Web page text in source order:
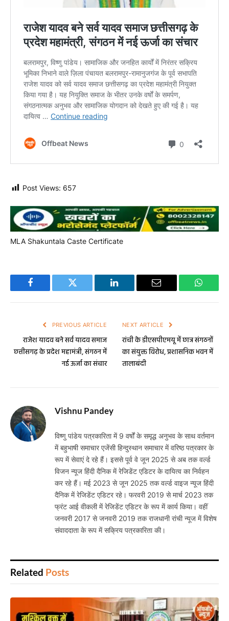
Post Views: 657
MLA Shakuntala Caste Certificate
Facebook Twitter LinkedIn Email
PREVIOUS ARTICLE
राजेश यादव बने सर्व यादव समाज
छत्तीसगढ़ के प्रदेश महामंत्री, संगठन में
नई ऊर्जा का संचार
NEXT ARTICLE
रांची के डीएसपीएमयू में छात्र संगठनों
का संयुक्त विरोध, प्रशासनिक भवन में
तालाबंदी
Vishnu Pandey
विष्णु पांडेय पत्रकारिता में 9 वर्षों के समृद्ध अनुभव के साथ वर्तमान
में बहुभाषी समाचार एजेंसी हिन्दुस्थान समाचार में वरिष्ठ पत्रकार के
रूप में सेवाएं दे रहे हैं। इससे पूर्व वे जून 2025 से अब तक वर्ल्ड
विजन न्यूज हिंदी दैनिक में रेजिडेंट एडिटर के दायित्व का निर्वहन
कर रहे हैं। मई 2023 से जून 2025 तक वर्ल्ड वाइज न्यूज हिंदी
दैनिक में रेजिडेंट एडिटर रहे। फरवरी 2019 से मार्च 2023 तक
फ्रंट आई वीकली में रेजिडेंट एडिटर के रूप में कार्य किया। वहीं
जनवरी 2017 से जनवरी 2019 तक राजधानी रांची न्यूज में विशेष
संवाददाता के रूप में सक्रिय पत्रकारिता की।
Related Posts